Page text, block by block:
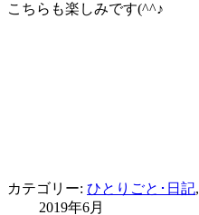
こちらも楽しみです(^^♪
カテゴリー: ひとりごと･日記,
2019年6月